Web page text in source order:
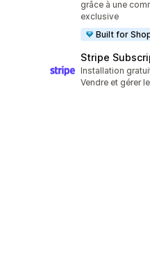
grâce à une
exclusive
Built for
Stripe
Installation
Vendre et gérer